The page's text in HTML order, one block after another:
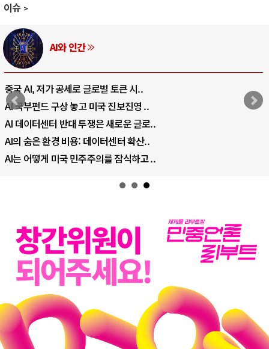
이슈
러시아-우크라이나 전쟁
전쟁의 추상화: 우크라이나, 대리전의 역..
EU·우크라이나 드론 협력 직후, 러시아..
나토, 우크라 군사지원 2027년까지 공..
우크라이나, 덴마크, 에스토니아, 네덜란..
러·우크라, 대규모 공습 주고받아…민간 ..